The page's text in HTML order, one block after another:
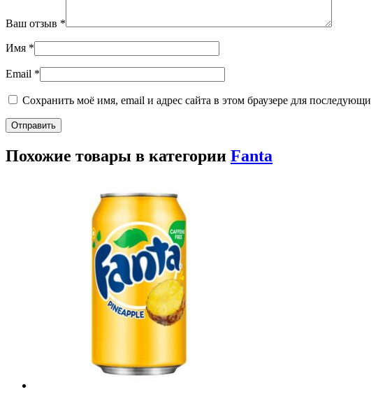
Ваш отзыв *
Имя *
Email *
Сохранить моё имя, email и адрес сайта в этом браузере для
Похожие товары в категории Fanta